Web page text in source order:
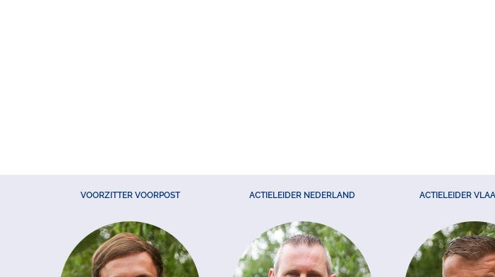
VOORZITTER VOORPOST ACTIELEIDER NEDERLAND ACTIELEIDER